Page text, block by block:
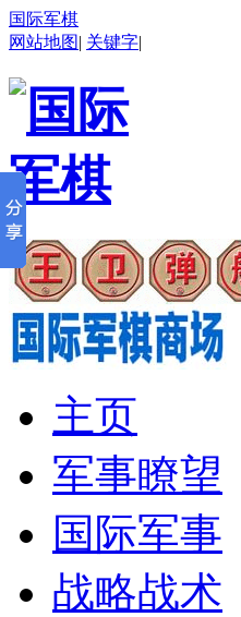
国际军棋
网站地图| 关键字|
主页
军事瞭望
国际军事
战略战术